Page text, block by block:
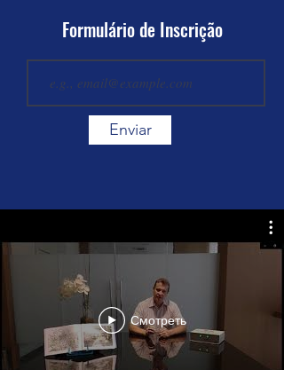
Formulário de Inscrição
Enviar
Смотреть